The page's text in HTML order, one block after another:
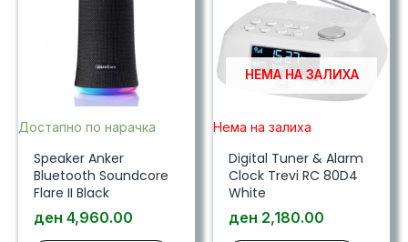
Достапно по нарачка
Speaker Anker
Bluetooth Soundcore
Flare II Black
ден 4,960.00
НЕМА НА ЗАЛИХА
Нема на залиха
Digital Tuner & Alarm
Clock Trevi RC 80D4
White
ден 2,180.00